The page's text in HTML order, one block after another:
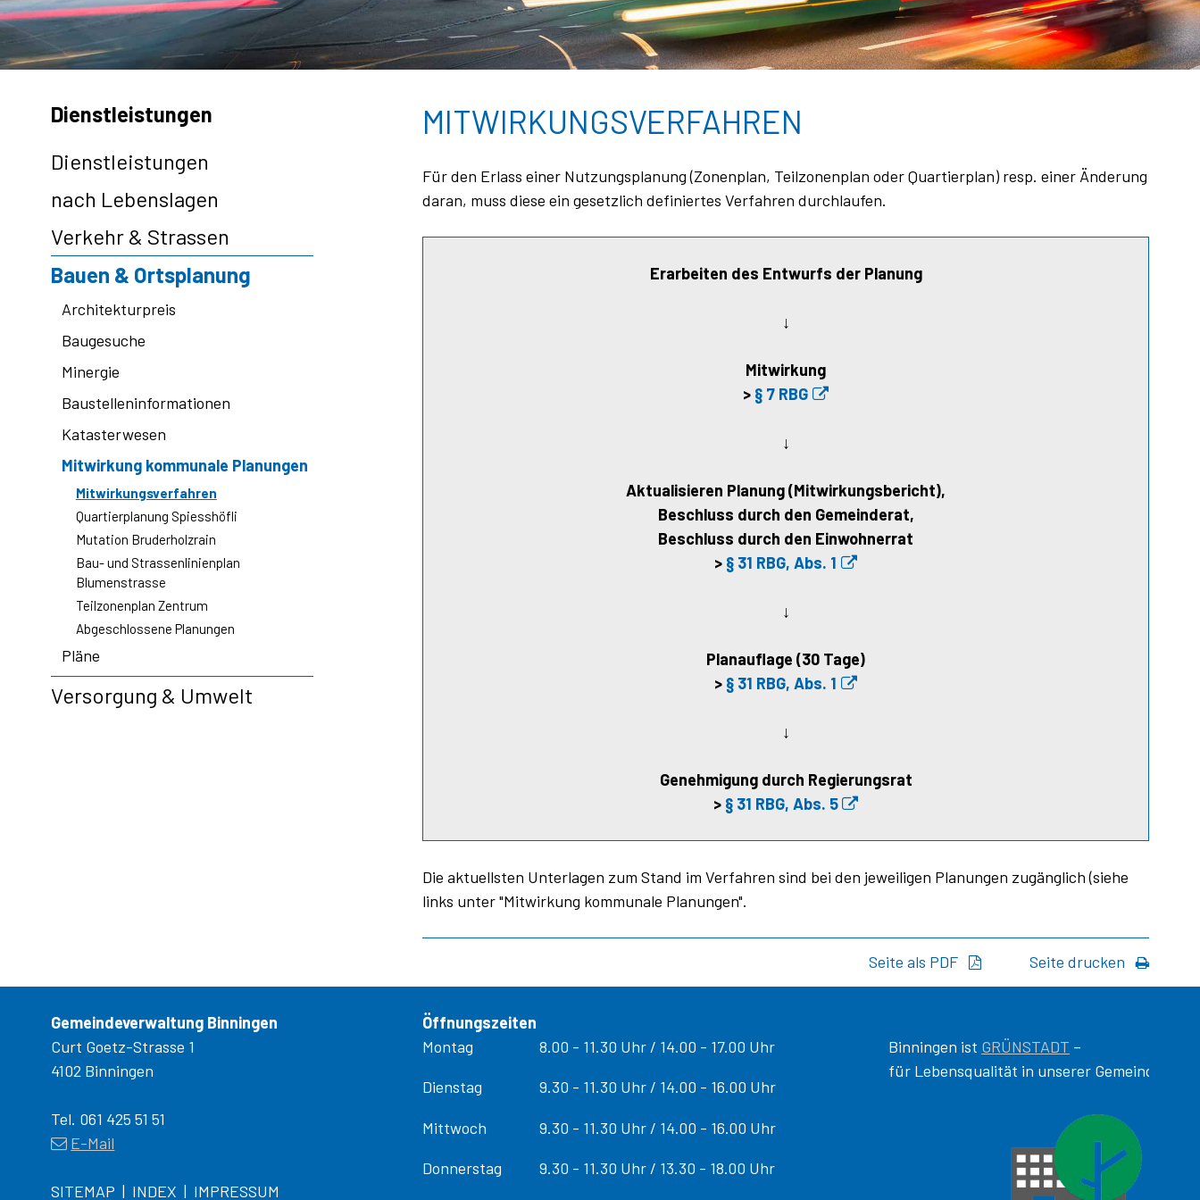
Subnavigation
Dienstleistungen
Dienstleistungen
nach Lebenslagen
Verkehr & Strassen
Bauen & Ortsplanung
Architekturpreis
Baugesuche
Minergie
Baustelleninformationen
Katasterwesen
Mitwirkung kommunale Planungen
Mitwirkungsverfahren
Quartierplanung Spiesshöfli
Mutation Bruderholzrain
Bau- und Strassenlinienplan
Blumenstrasse
Teilzonenplan Zentrum
Abgeschlossene Planungen
Pläne
Versorgung & Umwelt
MITWIRKUNGSVERFAHREN
Für den Erlass einer Nutzungsplanung (Zonenplan, Teilzonenplan oder Quartierplan) resp. einer Änderung
daran, muss diese ein gesetzlich definiertes Verfahren durchlaufen.
Erarbeiten des Entwurfs der Planung
↓
Mitwirkung
> § 7 RBG
↓
Aktualisieren Planung (Mitwirkungsbericht),
Beschluss durch den Gemeinderat,
Beschluss durch den Einwohnerrat
> § 31 RBG, Abs. 1
↓
Planauflage (30 Tage)
> § 31 RBG, Abs. 1
↓
Genehmigung durch Regierungsrat
> § 31 RBG, Abs. 5
Die aktuellsten Unterlagen zum Stand im Verfahren sind bei den jeweiligen Planungen zugänglich (siehe
links unter "Mitwirkung kommunale Planungen".
Seite drucken
Seite als PDF
Gemeindeverwaltung Binningen
Curt Goetz-Strasse 1
4102 Binningen
Tel. 061 425 51 51
E-Mail
SITEMAP INDEX IMPRESSUM
Öffnungszeiten
TagÖffnungs­zeiten
Montag 8.00 - 11.30 Uhr / 14.00 - 17.00 Uhr Binningen ist GRÜNSTADT –
für Lebensqualität in unserer Gemeinde!
Dienstag
9.30 - 11.30 Uhr / 14.00 - 16.00 Uhr
Mittwoch 9.30 - 11.30 Uhr / 14.00 - 16.00 Uhr
Donnerstag 9.30 - 11.30 Uhr / 13.30 - 18.00 Uhr